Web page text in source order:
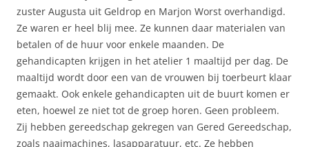
zuster Augusta uit Geldrop en Marjon Worst overhandigd.
Ze waren er heel blij mee. Ze kunnen daar materialen van
betalen of de huur voor enkele maanden. De
gehandicapten krijgen in het atelier 1 maaltijd per dag. De
maaltijd wordt door een van de vrouwen bij toerbeurt klaar
gemaakt. Ook enkele gehandicapten uit de buurt komen er
eten, hoewel ze niet tot de groep horen. Geen probleem.
Zij hebben gereedschap gekregen van Gered Gereedschap,
zoals naaimachines, lasapparatuur, etc. Ze hebben